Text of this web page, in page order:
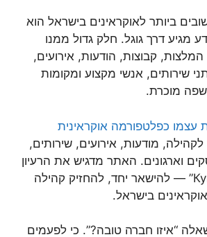
ביותר לאוקראינים בישראל הוא
מגיע דרך גוגל. חלק גדול ממנו
קבוצות, הודעות, אירועים,
שירותים, אנשי מקצוע ומקומות
מוכרת.
עצמו כפלטפורמה אוקראינית
מודעות, אירועים, שירותים,
וארגונים. האתר מדגיש את הרעיון
של “Купка Ізраїль” — להישאר יחד, להחזיק קהילה
בישראל.
“איזו חברה טובה?”. כי לפעמים